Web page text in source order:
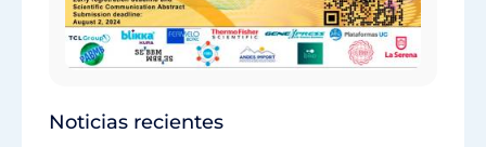
Noticias recientes